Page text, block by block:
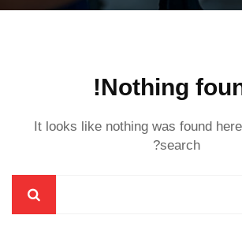
Nothing
It looks like nothing was found
search?